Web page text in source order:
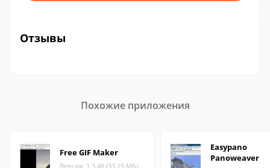
Отзывы
Похожие приложения
Free GIF Maker
Версия: 1.3.48 (33.19 МБ)
Easypano
Panoweaver